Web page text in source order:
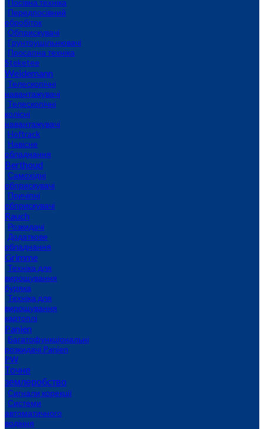
Посівна техніка
Передпосівний
обробіток
Обприскувачі
Грунтоущільнювачі
Просапна техніка
Steketee
Weidemann
Телескопічні
навантажувачі
Телескопічні
колісні
навантажувачі
Hoftrack
Навісне
обладнання
Berthoud
Самохідні
обприскувачі
Причіпні
обприскувачі
Rauch
Розкидачі
Додаткове
обладнання
Grimme
Техніка для
вирощування
буряка
Техніка для
вирощування
картоплі
Panien
Багатофункціональні
розкидачі Panien
PW
Точне
землеробство
Сигнали корекції
Системи
автоматичного
водіння